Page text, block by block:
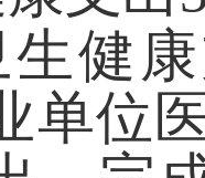
生健
单位